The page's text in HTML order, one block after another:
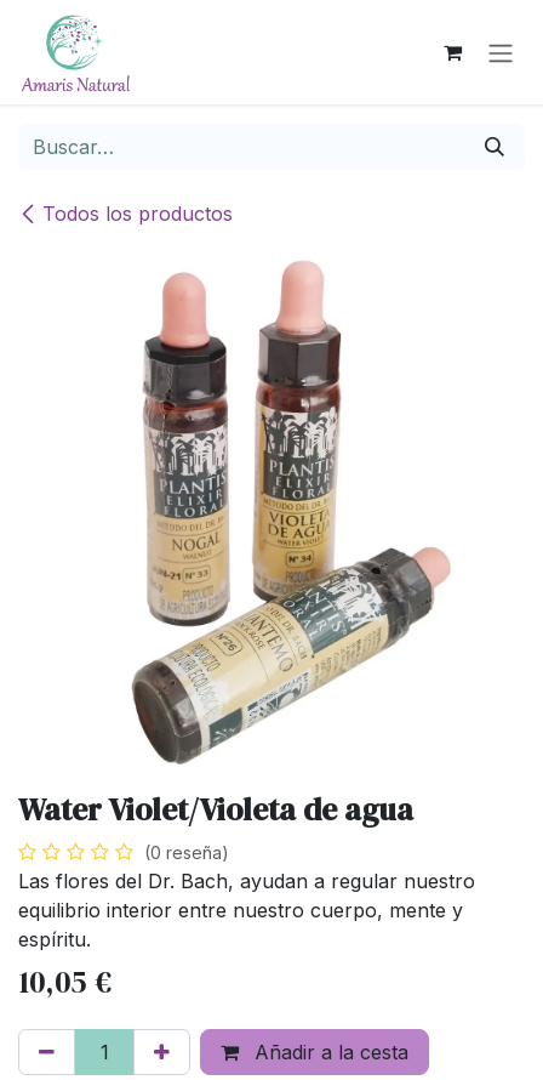
Ir al contenido
Todos los productos
Water Violet/Violeta de agua
(0 reseña)
Las flores del Dr. Bach, ayudan a regular nuestro
equilibrio interior entre nuestro cuerpo, mente y
espíritu.
10,05 €
Añadir a la cesta